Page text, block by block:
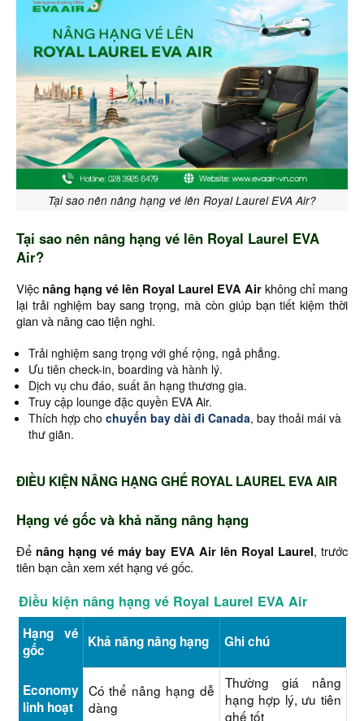
Tại sao nên nâng hạng vé lên Royal Laurel EVA Air?
Tại sao nên nâng hạng vé lên Royal Laurel EVA
Air?
Việc nâng hạng vé lên Royal Laurel EVA Airkhông chỉ mang
lại trải nghiệm bay sang trọng, mà còn giúp bạn tiết kiệm thời
gian và nâng cao tiện nghi.
Trải nghiệm sang trọng với ghế rộng, ngả phẳng.
Ưu tiên check-in, boarding và hành lý.
Dịch vụ chu đáo, suất ăn hạng thương gia.
Truy cập lounge đặc quyền EVA Air.
Thích hợp cho chuyến bay dài đi Canada, bay thoải mái và
thư giãn.
ĐIỀU KIỆN NÂNG HẠNG GHẾ ROYAL LAUREL EVA AIR
Hạng vé gốc và khả năng nâng hạng
Để nâng hạng vé máy bay EVA Air lên Royal Laurel, trước
tiên bạn cần xem xét hạng vé gốc.
Điều kiện nâng hạng vé Royal Laurel EVA Air
Hạng vé
gốc
Khả năng nâng hạng Ghi chú
Economy
linh hoạt
Có thể nâng hạng dễ
dàng
Thường giá nâng
hạng hợp lý, ưu tiên
ghế tốt